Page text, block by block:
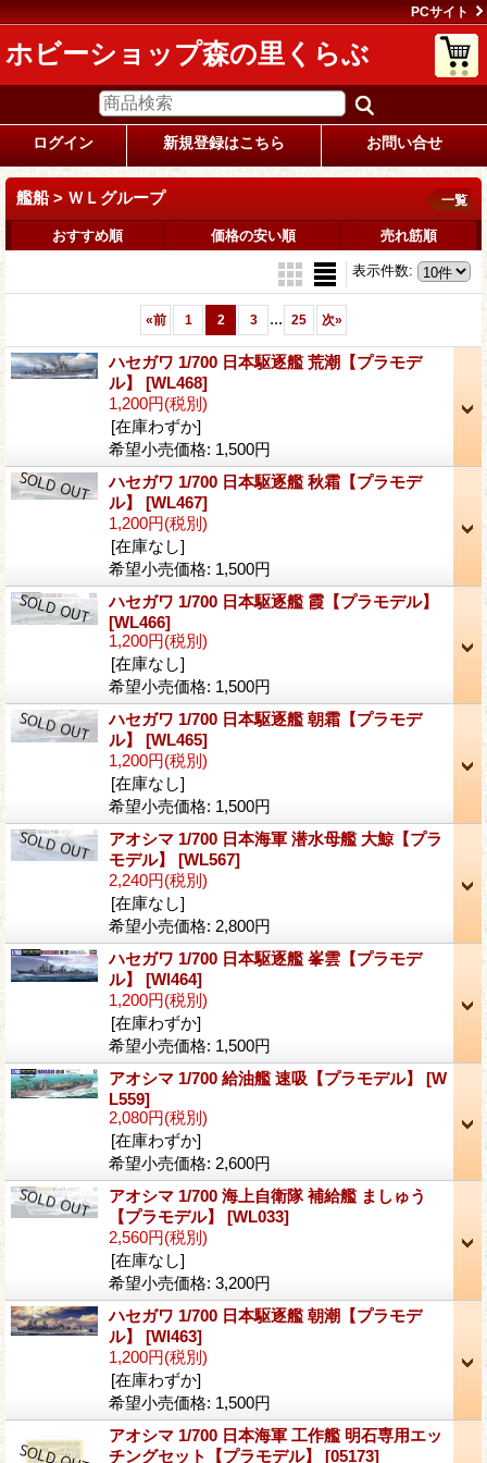
PCサイト
ホビーショップ森の里くらぶ
ログイン 新規登録はこちら お問い合せ
艦船 > ＷＬグループ 一覧
おすすめ順 価格の安い順 売れ筋順
表示件数:
«前 1 2 3 ... 25 次»
ハセガワ 1/700 日本駆逐艦 荒潮【プラモデ
ル】 [WL468]
1,200円(税別)
[在庫わずか]
希望小売価格: 1,500円
ハセガワ 1/700 日本駆逐艦 秋霜【プラモデ
ル】 [WL467]
1,200円(税別)
[在庫なし]
希望小売価格: 1,500円
ハセガワ 1/700 日本駆逐艦 霞【プラモデル】
[WL466]
1,200円(税別)
[在庫なし]
希望小売価格: 1,500円
ハセガワ 1/700 日本駆逐艦 朝霜【プラモデ
ル】 [WL465]
1,200円(税別)
[在庫なし]
希望小売価格: 1,500円
アオシマ 1/700 日本海軍 潜水母艦 大鯨【プラ
モデル】 [WL567]
2,240円(税別)
[在庫なし]
希望小売価格: 2,800円
ハセガワ 1/700 日本駆逐艦 峯雲【プラモデ
ル】 [Wl464]
1,200円(税別)
[在庫わずか]
希望小売価格: 1,500円
アオシマ 1/700 給油艦 速吸【プラモデル】 [W
L559]
2,080円(税別)
[在庫わずか]
希望小売価格: 2,600円
アオシマ 1/700 海上自衛隊 補給艦 ましゅう
【プラモデル】 [WL033]
2,560円(税別)
[在庫なし]
希望小売価格: 3,200円
ハセガワ 1/700 日本駆逐艦 朝潮【プラモデ
ル】 [Wl463]
1,200円(税別)
[在庫わずか]
希望小売価格: 1,500円
アオシマ 1/700 日本海軍 工作艦 明石専用エッ
チングセット【プラモデル】 [05173]